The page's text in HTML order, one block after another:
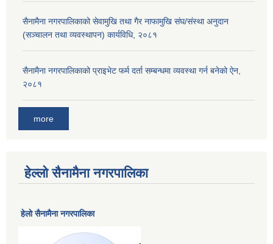
सैनामैना नगरपालिकाको सेवामुखि तथा गैर नाफामुखि संघ/संस्था अनुदान
(सञ्चालन तथा व्यवस्थापन) कार्यविधि, २०८१
सैनामैना नगरपालिकाको प्राइभेट फर्म दर्ता सम्बन्धमा व्यवस्था गर्न बनेको ऐन,
२०८१
more
हेल्लो सैनामैना नगरपालिका
हेलाे सैनामैना नगरपालिका